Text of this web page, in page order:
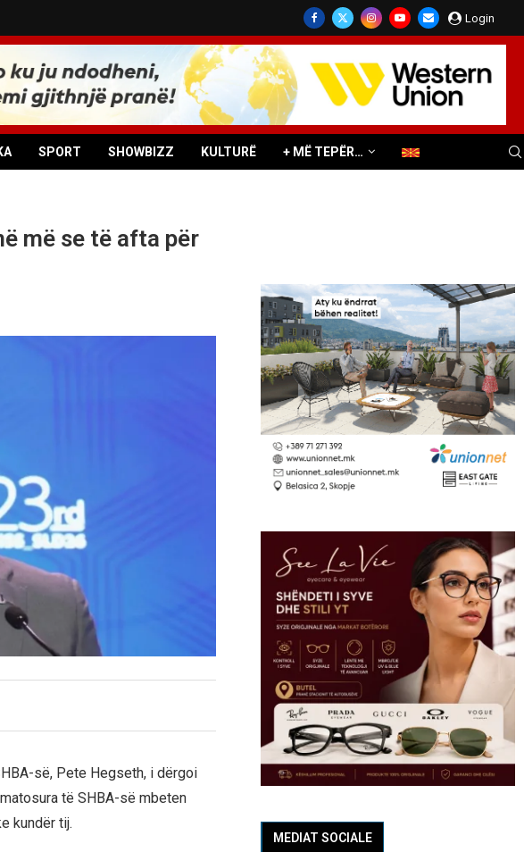
Login
SPORT SHOWBIZZ KULTURË + MË TEPËR…
më se të afta për
së, Pete Hegseth, i dërgoi
të SHBA-së mbeten
kundër tij.
MEDIAT SOCIALE